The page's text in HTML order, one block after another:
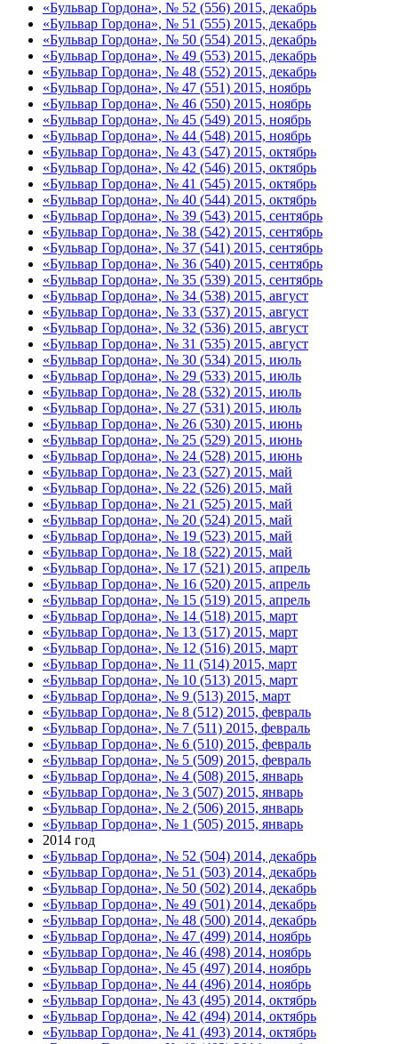
«Бульвар Гордона», № 52 (556) 2015, декабрь
«Бульвар Гордона», № 51 (555) 2015, декабрь
«Бульвар Гордона», № 50 (554) 2015, декабрь
«Бульвар Гордона», № 49 (553) 2015, декабрь
«Бульвар Гордона», № 48 (552) 2015, декабрь
«Бульвар Гордона», № 47 (551) 2015, ноябрь
«Бульвар Гордона», № 46 (550) 2015, ноябрь
«Бульвар Гордона», № 45 (549) 2015, ноябрь
«Бульвар Гордона», № 44 (548) 2015, ноябрь
«Бульвар Гордона», № 43 (547) 2015, октябрь
«Бульвар Гордона», № 42 (546) 2015, октябрь
«Бульвар Гордона», № 41 (545) 2015, октябрь
«Бульвар Гордона», № 40 (544) 2015, октябрь
«Бульвар Гордона», № 39 (543) 2015, сентябрь
«Бульвар Гордона», № 38 (542) 2015, сентябрь
«Бульвар Гордона», № 37 (541) 2015, сентябрь
«Бульвар Гордона», № 36 (540) 2015, сентябрь
«Бульвар Гордона», № 35 (539) 2015, сентябрь
«Бульвар Гордона», № 34 (538) 2015, август
«Бульвар Гордона», № 33 (537) 2015, август
«Бульвар Гордона», № 32 (536) 2015, август
«Бульвар Гордона», № 31 (535) 2015, август
«Бульвар Гордона», № 30 (534) 2015, июль
«Бульвар Гордона», № 29 (533) 2015, июль
«Бульвар Гордона», № 28 (532) 2015, июль
«Бульвар Гордона», № 27 (531) 2015, июль
«Бульвар Гордона», № 26 (530) 2015, июнь
«Бульвар Гордона», № 25 (529) 2015, июнь
«Бульвар Гордона», № 24 (528) 2015, июнь
«Бульвар Гордона», № 23 (527) 2015, май
«Бульвар Гордона», № 22 (526) 2015, май
«Бульвар Гордона», № 21 (525) 2015, май
«Бульвар Гордона», № 20 (524) 2015, май
«Бульвар Гордона», № 19 (523) 2015, май
«Бульвар Гордона», № 18 (522) 2015, май
«Бульвар Гордона», № 17 (521) 2015, апрель
«Бульвар Гордона», № 16 (520) 2015, апрель
«Бульвар Гордона», № 15 (519) 2015, апрель
«Бульвар Гордона», № 14 (518) 2015, март
«Бульвар Гордона», № 13 (517) 2015, март
«Бульвар Гордона», № 12 (516) 2015, март
«Бульвар Гордона», № 11 (514) 2015, март
«Бульвар Гордона», № 10 (513) 2015, март
«Бульвар Гордона», № 9 (513) 2015, март
«Бульвар Гордона», № 8 (512) 2015, февраль
«Бульвар Гордона», № 7 (511) 2015, февраль
«Бульвар Гордона», № 6 (510) 2015, февраль
«Бульвар Гордона», № 5 (509) 2015, февраль
«Бульвар Гордона», № 4 (508) 2015, январь
«Бульвар Гордона», № 3 (507) 2015, январь
«Бульвар Гордона», № 2 (506) 2015, январь
«Бульвар Гордона», № 1 (505) 2015, январь
2014 год
«Бульвар Гордона», № 52 (504) 2014, декабрь
«Бульвар Гордона», № 51 (503) 2014, декабрь
«Бульвар Гордона», № 50 (502) 2014, декабрь
«Бульвар Гордона», № 49 (501) 2014, декабрь
«Бульвар Гордона», № 48 (500) 2014, декабрь
«Бульвар Гордона», № 47 (499) 2014, ноябрь
«Бульвар Гордона», № 46 (498) 2014, ноябрь
«Бульвар Гордона», № 45 (497) 2014, ноябрь
«Бульвар Гордона», № 44 (496) 2014, ноябрь
«Бульвар Гордона», № 43 (495) 2014, октябрь
«Бульвар Гордона», № 42 (494) 2014, октябрь
«Бульвар Гордона», № 41 (493) 2014, октябрь